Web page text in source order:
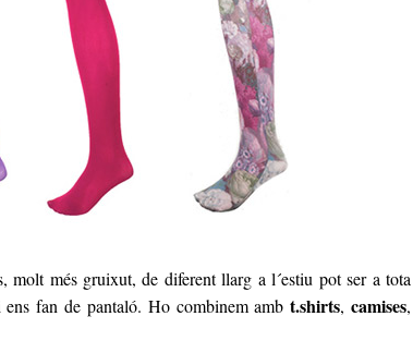
molt més gruixut, de diferent llarg a l´estiu pot ser a tota
fan de pantaló. Ho combinem amb t.shirts,camises,